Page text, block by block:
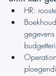
HR: